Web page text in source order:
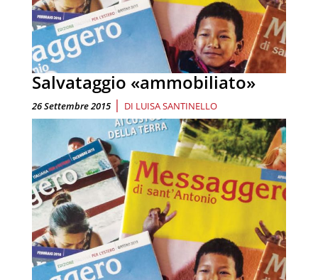
Salvataggio «ammobiliato»
26 Settembre 2015 | DI LUISA SANTINELLO